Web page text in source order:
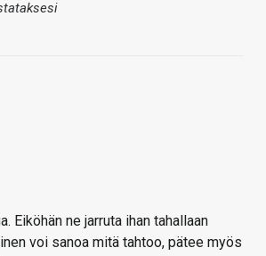
Eiköhän ne jarruta ihan tahallaan
voi sanoa mitä tahtoo, pätee myös